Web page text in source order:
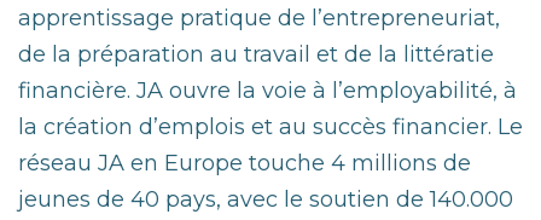
apprentissage pratique de l’entrepreneuriat,
de la préparation au travail et de la littératie
financière. JA ouvre la voie à l’employabilité, à
la création d’emplois et au succès financier. Le
réseau JA en Europe touche 4 millions de
jeunes de 40 pays, avec le soutien de 140.000